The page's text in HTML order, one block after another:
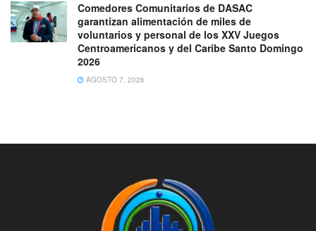
Comedores Comunitarios de DASAC
garantizan alimentación de miles de
voluntarios y personal de los XXV Juegos
Centroamericanos y del Caribe Santo Domingo
2026
AGOSTO 7, 2026